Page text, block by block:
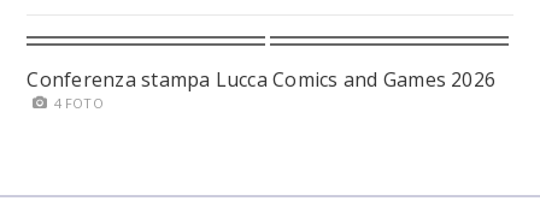
Conferenza stampa Lucca Comics and Games 2026
4 FOTO